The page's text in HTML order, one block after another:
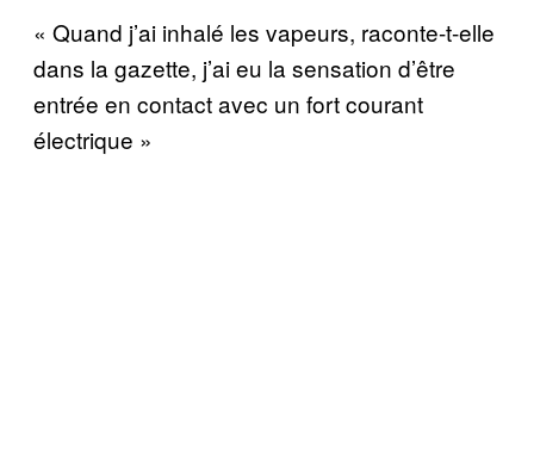
« Quand j’ai inhalé les vapeurs, raconte-t-elle
dans la gazette, j’ai eu la sensation d’être
entrée en contact avec un fort courant
électrique »